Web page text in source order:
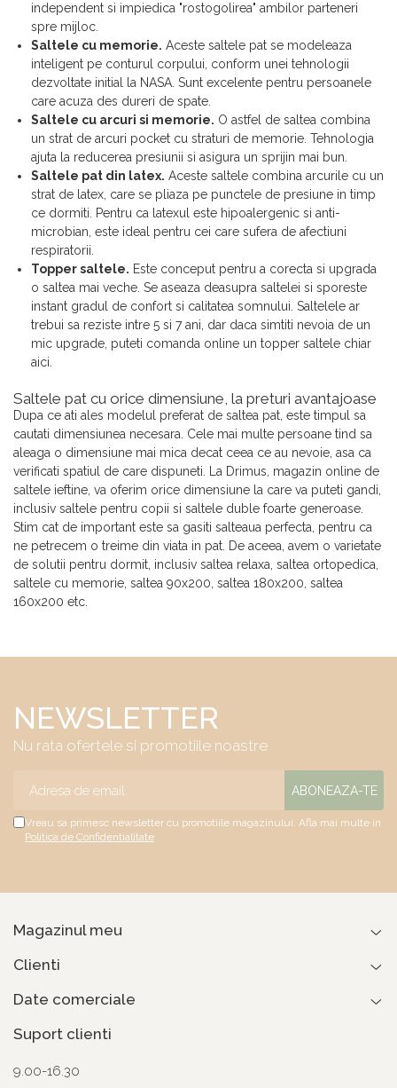
independent si impiedica "rostogolirea" ambilor parteneri
spre mijloc.
Saltele cu memorie. Aceste saltele pat se modeleaza
inteligent pe conturul corpului, conform unei tehnologii
dezvoltate initial la NASA. Sunt excelente pentru persoanele
care acuza des dureri de spate.
Saltele cu arcuri si memorie. O astfel de saltea combina
un strat de arcuri pocket cu straturi de memorie. Tehnologia
ajuta la reducerea presiunii si asigura un sprijin mai bun.
Saltele pat din latex. Aceste saltele combina arcurile cu un
strat de latex, care se pliaza pe punctele de presiune in timp
ce dormiti. Pentru ca latexul este hipoalergenic si anti-
microbian, este ideal pentru cei care sufera de afectiuni
respiratorii.
Topper saltele. Este conceput pentru a corecta si upgrada
o saltea mai veche. Se aseaza deasupra saltelei si sporeste
instant gradul de confort si calitatea somnului. Saltelele ar
trebui sa reziste intre 5 si 7 ani, dar daca simtiti nevoia de un
mic upgrade, puteti comanda online un topper saltele chiar
aici.
Saltele pat cu orice dimensiune, la preturi avantajoase
Dupa ce ati ales modelul preferat de saltea pat, este timpul sa
cautati dimensiunea necesara. Cele mai multe persoane tind sa
aleaga o dimensiune mai mica decat ceea ce au nevoie, asa ca
verificati spatiul de care dispuneti. La Drimus, magazin online de
saltele ieftine, va oferim orice dimensiune la care va puteti gandi,
inclusiv saltele pentru copii si saltele duble foarte generoase.
Stim cat de important este sa gasiti salteaua perfecta, pentru ca
ne petrecem o treime din viata in pat. De aceea, avem o varietate
de solutii pentru dormit, inclusiv saltea relaxa, saltea ortopedica,
saltele cu memorie, saltea 90x200, saltea 180x200, saltea
160x200 etc.
NEWSLETTER
Nu rata ofertele si promotiile noastre
Vreau sa primesc newsletter cu promotiile magazinului. Afla mai multe in
Politica de Confidentialitate
Magazinul meu
Clienti
Date comerciale
Suport clienti
9.00-16.30